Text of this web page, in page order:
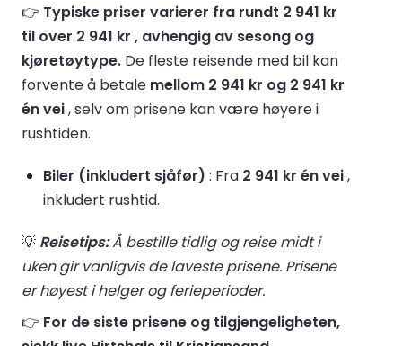
👉 Typiske priser varierer fra rundt 2 941 kr
til over 2 941 kr , avhengig av sesong og
kjøretøytype. De fleste reisende med bil kan
forvente å betale mellom 2 941 kr og 2 941 kr
én vei, selv om prisene kan være høyere i
rushtiden.
Biler (inkludert sjåfør) : Fra 2 941 kr én vei,
inkludert rushtid.
💡 Reisetips:Å bestille tidlig og reise midt i
uken gir vanligvis de laveste prisene. Prisene
er høyest i helger og ferieperioder.
👉 For de siste prisene og tilgjengeligheten,